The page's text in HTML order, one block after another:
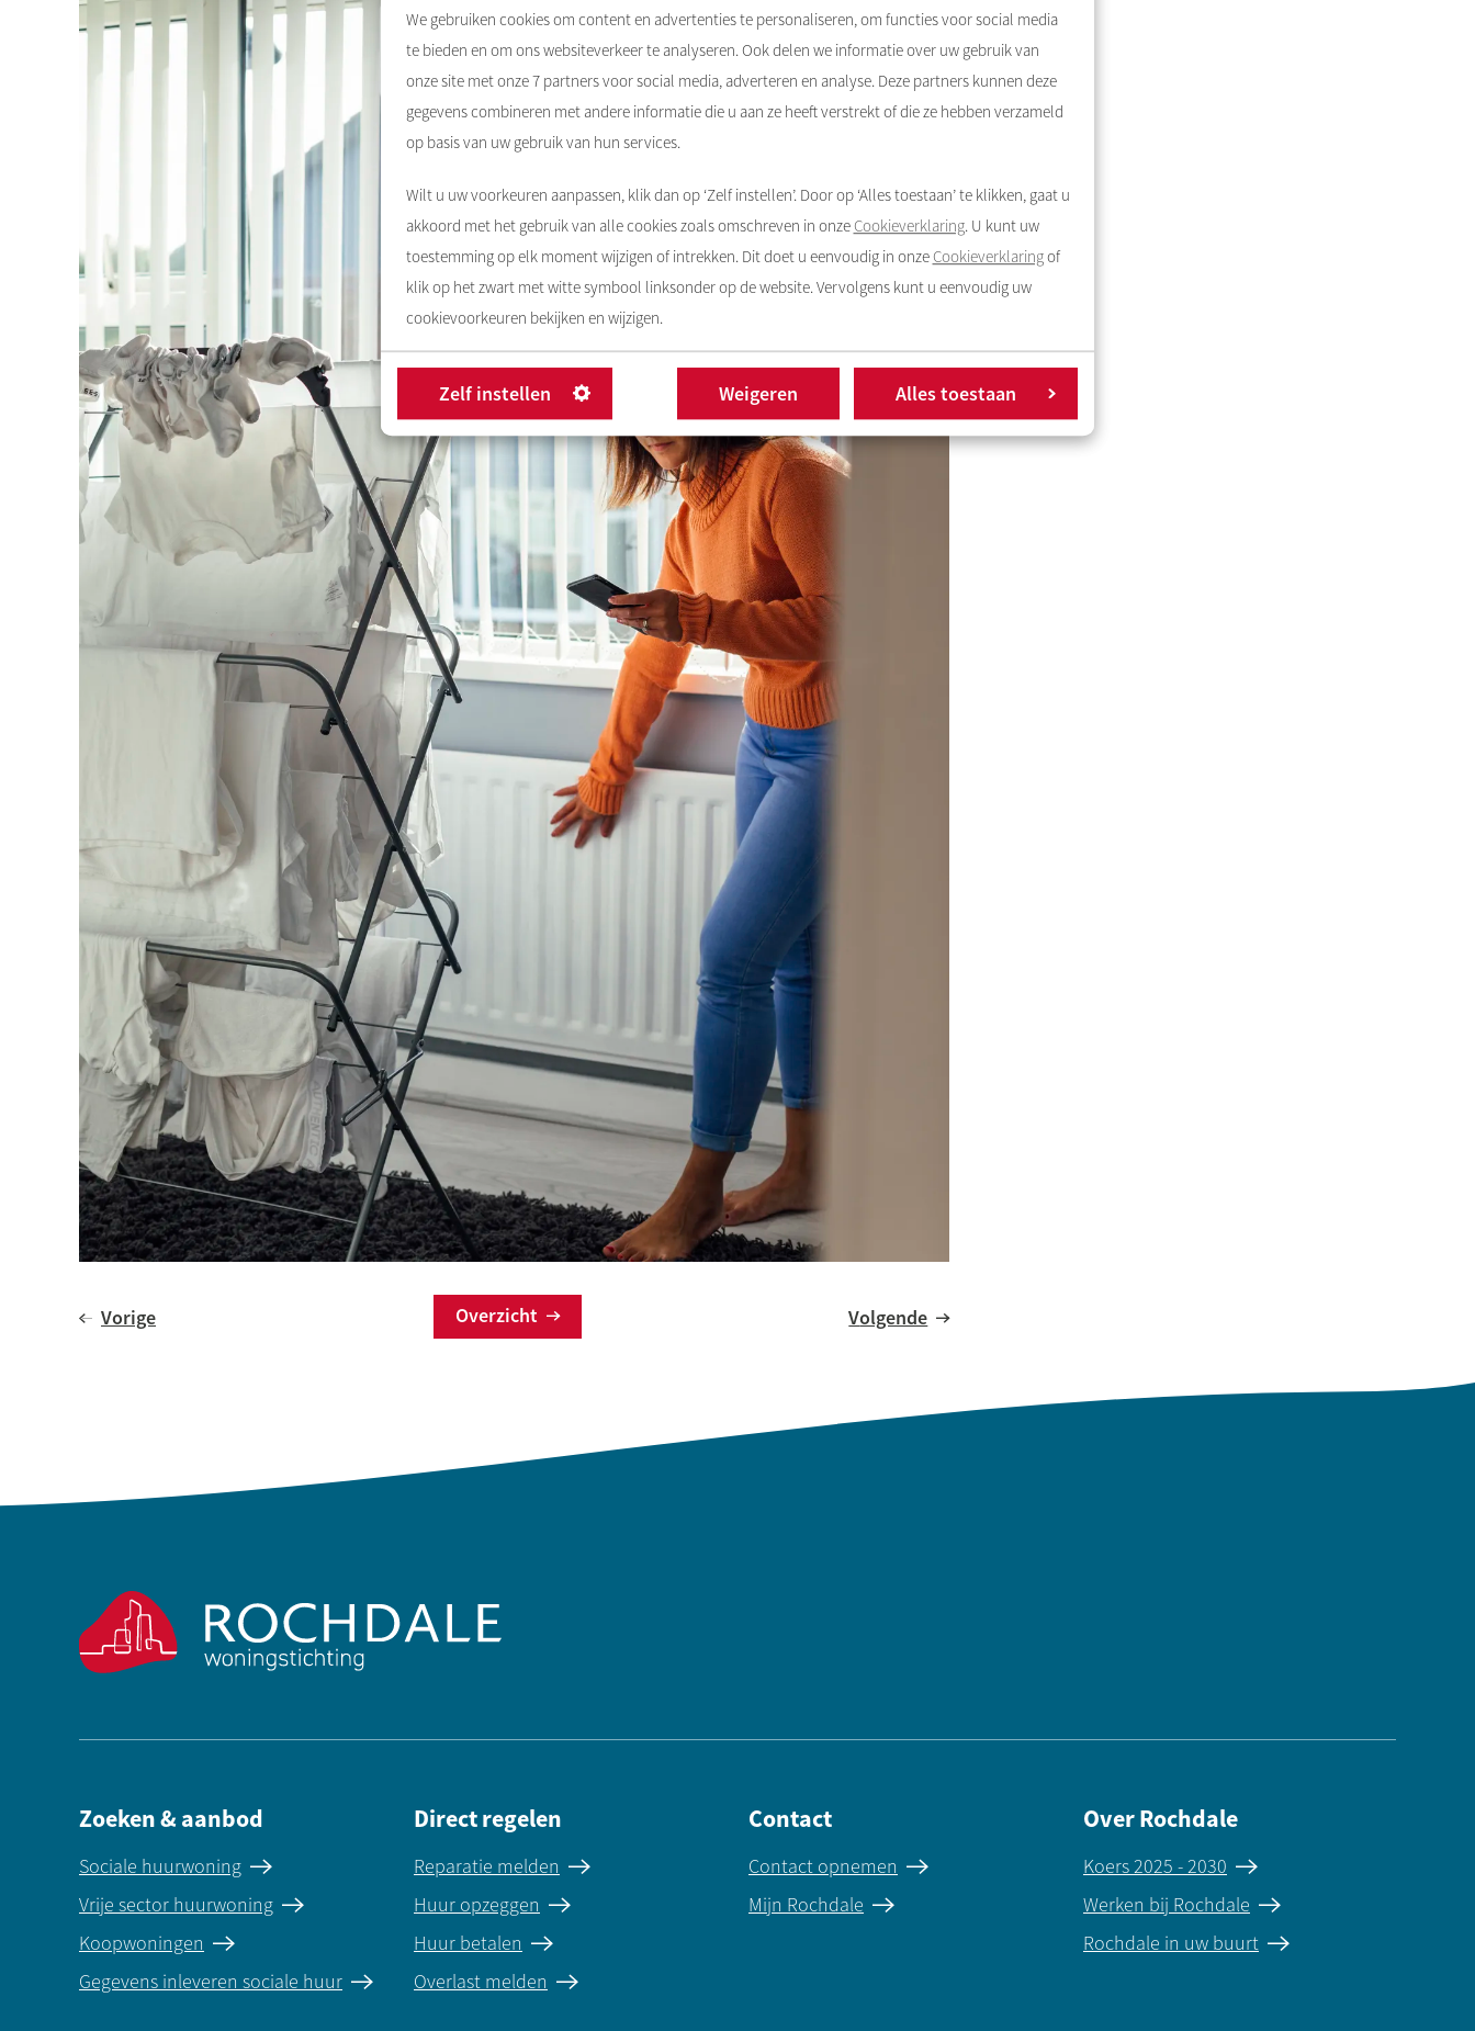
We gebruiken cookies om content en advertenties te personaliseren, om functies voor social media
te bieden en om ons websiteverkeer te analyseren. Ook delen we informatie over uw gebruik van
onze site met onze7 partners voor social media, adverteren en analyse. Deze partners kunnen deze
gegevens combineren met andere informatie die u aan ze heeft verstrekt of die ze hebben verzameld
op basis van uw gebruik van hun services.
Wilt u uw voorkeuren aanpassen, klik dan op ‘Zelf instellen’. Door op ‘Alles toestaan’ te klikken, gaat u
akkoord met het gebruik van alle cookies zoals omschreven in onze Cookieverklaring. U kunt uw
toestemming op elk moment wijzigen of intrekken. Dit doet u eenvoudig in onze Cookieverklaringof
klik op het zwart met witte symbool linksonder op de website. Vervolgens kunt u eenvoudig uw
cookievoorkeuren bekijken en wijzigen.
Zelf instellen Weigeren Alles toestaan
Volgende
Overzicht
Vorige
Zoeken & aanbod
Sociale huurwoning
Vrije sector huurwoning
Koopwoningen
Gegevens inleveren sociale huur
Direct regelen
Reparatie melden
Huur opzeggen
Huur betalen
Overlast melden
Contact
Contact opnemen
Mijn Rochdale
Over Rochdale
Koers 2025 - 2030
Werken bij Rochdale
Rochdale in uw buurt